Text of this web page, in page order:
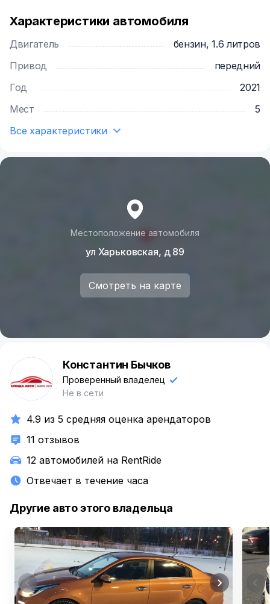
Характеристики автомобиля
Двигатель
бензин, 1.6 литров
Привод
передний
Год
2021
Мест
5
Все характеристики
Местоположение автомобиля
ул Харьковская, д 89
Смотреть на карте
К Константин Бычков
Проверенный владелец
Не в сети
4.9 из 5 средняя оценка арендаторов
11 отзывов
12 автомобилей на RentRide
Отвечает в течение часа
Другие авто этого владельца